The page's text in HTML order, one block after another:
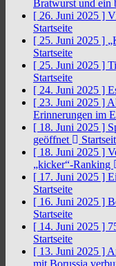
Bratwurst und ein
[ 26. Juni 2025 ]
Startseite
[ 25. Juni 2025 ]
Startseite
[ 25. Juni 2025 ]
Startseite
[ 24. Juni 2025 ]
[ 23. Juni 2025 ]
Erinnerungen im
[ 18. Juni 2025 ]
geöffnet
[ 18. Juni 2025 ]
„kicker“-Ranking
[ 17. Juni 2025 ]
Startseite
[ 16. Juni 2025 ]
Startseite
[ 14. Juni 2025 ]
Startseite
[ 13. Juni 2025 ]
mit Borussia